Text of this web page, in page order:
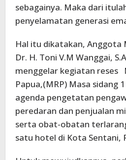
sebagainya. Maka dari
penyelamatan generasi
Hal itu dikatakan, Anggota
Dr. H. Toni V.M Wanggai,
menggelar kegiatan reses
Papua,(MRP) Masa sidang
agenda pengetatan
peredaran dan penjualan
serta obat-obatan
satu hotel di Kota Sentani,